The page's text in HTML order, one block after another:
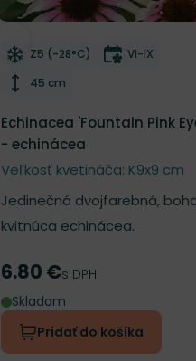
Odober do zoznamu želaní
Mrazuvzdornosť
Z5 (-28°C) Doba
VI-IX
Výška rastliny
45 cm
Echinacea 'Fountain Pink
- echinácea
Veľkosť kvetináča: K9x9 cm
Jedinečná dvojfarebná,
kvitnúca echinácea.
Cena
6.80 €s DPH
Skladom
Pridať do košíka